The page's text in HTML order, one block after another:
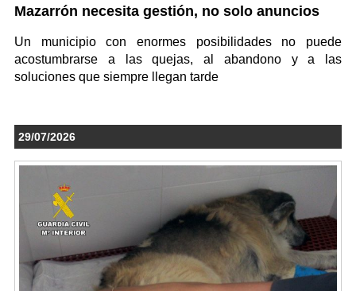
Mazarrón necesita gestión, no solo anuncios
Un municipio con enormes posibilidades no puede
acostumbrarse a las quejas, al abandono y a las
soluciones que siempre llegan tarde
29/07/2026